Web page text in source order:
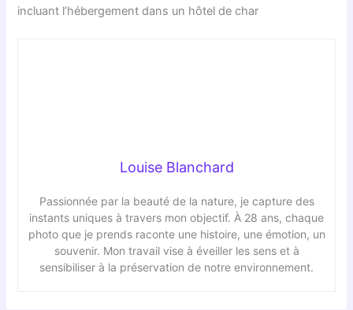
incluant l’hébergement dans un hôtel de char
Louise Blanchard
Passionnée par la beauté de la nature, je capture des
instants uniques à travers mon objectif. À 28 ans, chaque
photo que je prends raconte une histoire, une émotion, un
souvenir. Mon travail vise à éveiller les sens et à
sensibiliser à la préservation de notre environnement.